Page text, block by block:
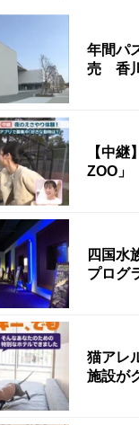
年間パ
売 香
【中
ZOO」
四国水
プログ
猫アレ
施設が